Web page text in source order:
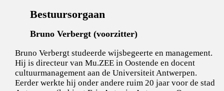
Bestuursorgaan
Bruno Verbergt (voorzitter)
Bruno Verbergt studeerde wijsbegeerte en management.
Hij is directeur van Mu.ZEE in Oostende en docent
cultuurmanagement aan de Universiteit Antwerpen.
Eerder werkte hij onder andere ruim 20 jaar voor de stad